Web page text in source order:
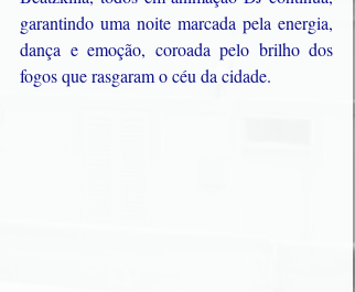
garantindo uma noite marcada pela energia,
dança e emoção, coroada pelo brilho dos
fogos que rasgaram o céu da cidade.